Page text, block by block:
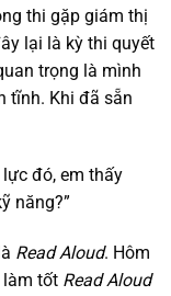
thi gặp giám thị
lại là kỳ thi quyết
trọng là mình
tĩnh. Khi đã sẵn
đó, em thấy
năng?”
Read Aloud. Hôm
tốt Read Aloud